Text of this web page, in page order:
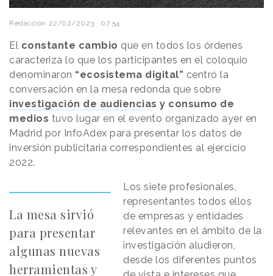
Redacción 22/02/2023 · 07:54
El constante cambio que en todos los órdenes
caracteriza lo que los participantes en el coloquio
denominaron “ecosistema digital” centró la
conversación en la mesa redonda que sobre
investigación de audiencias y consumo de
medios tuvo lugar en el evento organizado ayer en
Madrid por InfoAdex para presentar los datos de
inversión publicitaria correspondientes al ejercicio
2022.
La mesa sirvió
para presentar
algunas nuevas
herramientas y
Los siete profesionales,
representantes todos ellos
de empresas y entidades
relevantes en el ámbito de la
investigación aludieron,
desde los diferentes puntos